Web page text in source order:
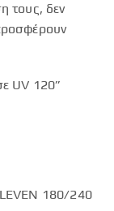
τους, δεν
UV 120”
180/240